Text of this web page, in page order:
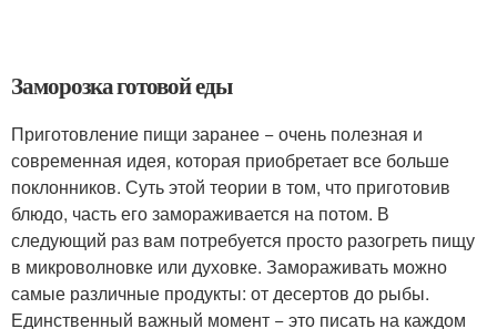
Заморозка готовой еды
Приготовление пищи заранее − очень полезная и
современная идея, которая приобретает все больше
поклонников. Суть этой теории в том, что приготовив
блюдо, часть его замораживается на потом. В
следующий раз вам потребуется просто разогреть пищу
в микроволновке или духовке. Замораживать можно
самые различные продукты: от десертов до рыбы.
Единственный важный момент − это писать на каждом